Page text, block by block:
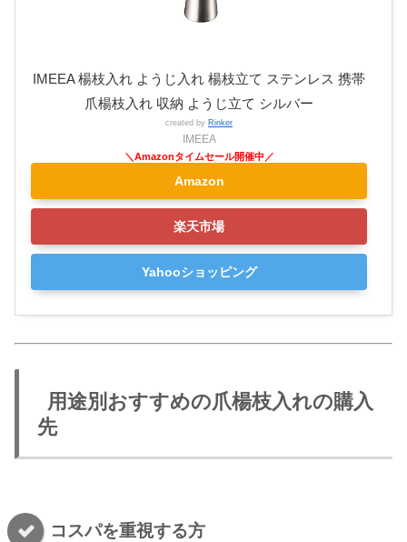
IMEEA 楊枝入れ ようじ入れ 楊枝立て ステンレス 携帯
爪楊枝入れ 収納 ようじ立て シルバー
created by Rinker
IMEEA
Amazon
楽天市場
Yahooショッピング
用途別おすすめの爪楊枝入れの購入
先
コスパを重視する方